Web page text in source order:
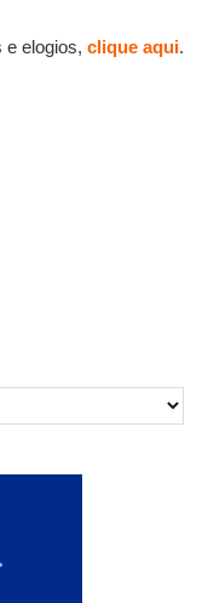
e elogios, clique aqui.